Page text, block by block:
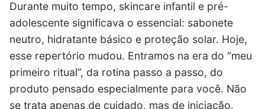
Durante muito tempo, skincare infantil e pré-
adolescente significava o essencial: sabonete
neutro, hidratante básico e proteção solar. Hoje,
esse repertório mudou. Entramos na era do “meu
primeiro ritual”, da rotina passo a passo, do
produto pensado especialmente para você. Não
se trata apenas de cuidado, mas de iniciação.